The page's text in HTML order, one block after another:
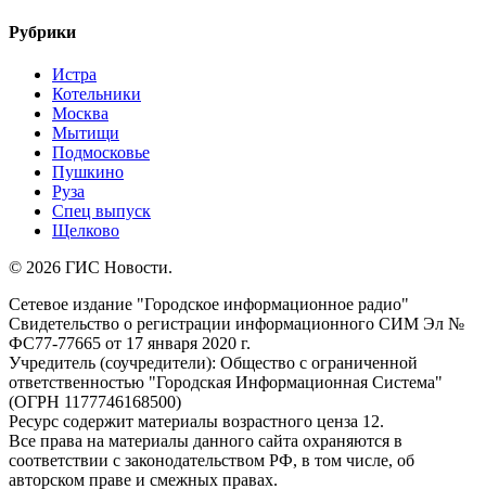
Рубрики
Истра
Котельники
Москва
Мытищи
Подмосковье
Пушкино
Руза
Спец выпуск
Щелково
© 2026 ГИС Новости.
Сетевое издание "Городское информационное радио"
Свидетельство о регистрации информационного СИМ Эл №
ФС77-77665 от 17 января 2020 г.
Учредитель (соучредители): Общество с ограниченной
ответственностью "Городская Информационная Система"
(ОГРН 1177746168500)
Ресурс содержит материалы возрастного ценза 12.
Все права на материалы данного сайта охраняются в
соответствии с законодательством РФ, в том числе, об
авторском праве и смежных правах.